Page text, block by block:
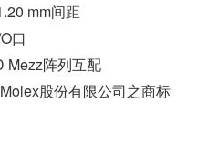
mm间距
口
Mezz阵列互配
股份有限公司之商标